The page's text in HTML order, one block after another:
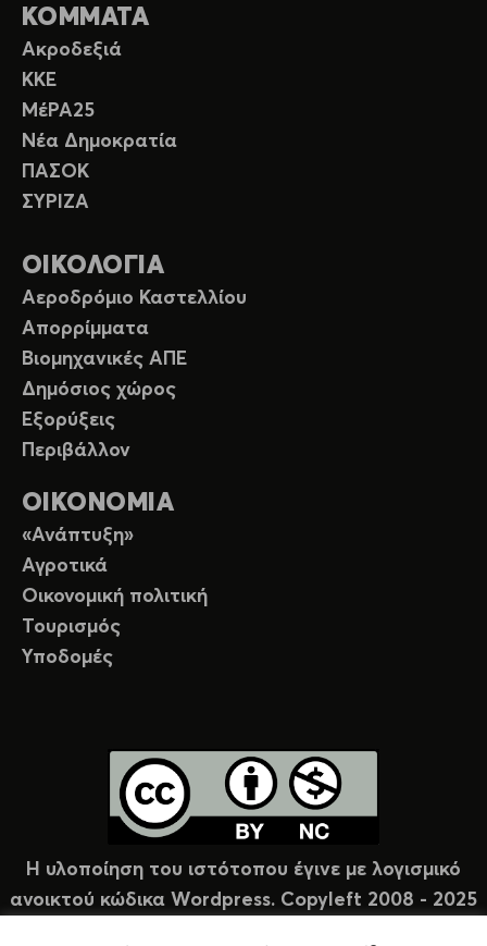
ΚΟΜΜΑΤΑ
Ακροδεξιά
ΚΚΕ
ΜέΡΑ25
Νέα Δημοκρατία
ΠΑΣΟΚ
ΣΥΡΙΖΑ
ΟΙΚΟΛΟΓΙΑ
Αεροδρόμιο Καστελλίου
Απορρίμματα
Βιομηχανικές ΑΠΕ
Δημόσιος χώρος
Εξορύξεις
Περιβάλλον
ΟΙΚΟΝΟΜΙΑ
«Ανάπτυξη»
Αγροτικά
Οικονομική πολιτική
Τουρισμός
Υποδομές
Η υλοποίηση του ιστότοπου έγινε με λογισμικό
ανοικτού κώδικα Wordpress. Copyleft 2008 - 2025